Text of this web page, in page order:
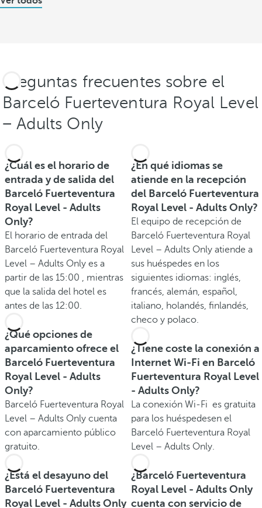
Preguntas frecuentes sobre el
Barceló Fuerteventura Royal Level
− Adults Only
¿Cuál es el horario de
entrada y de salida del
Barceló Fuerteventura
Royal Level - Adults
Only?
El horario de entrada del
Barceló Fuerteventura Royal
Level – Adults Only es a
partir de las 15:00 , mientras
que la salida del hotel es
antes de las 12:00.
¿Qué opciones de
aparcamiento ofrece el
Barceló Fuerteventura
Royal Level - Adults
Only?
Barceló Fuerteventura Royal
Level – Adults Only cuenta
con aparcamiento público
gratuito.
¿Está el desayuno del
Barceló Fuerteventura
Royal Level - Adults Only
¿En qué idiomas se
atiende en la recepción
del Barceló Fuerteventura
Royal Level - Adults Only?
El equipo de recepción de
Barceló Fuerteventura Royal
Level – Adults Only atiende a
sus huéspedes en los
siguientes idiomas: inglés,
francés, alemán, español,
italiano, holandés, finlandés,
checo y polaco.
¿Tiene coste la conexión a
Internet Wi-Fi en Barceló
Fuerteventura Royal Level
- Adults Only?
La conexión Wi-Fi es gratuita
para los huéspedesen el
Barceló Fuerteventura Royal
Level – Adults Only.
¿Barceló Fuerteventura
Royal Level - Adults Only
cuenta con servicio de